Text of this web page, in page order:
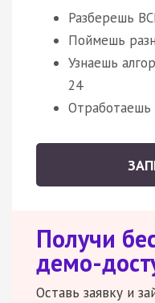
Разберешь
Поймешь
Узнаешь
24
Отработаешь
Получи
демо-
Оставь заявку и